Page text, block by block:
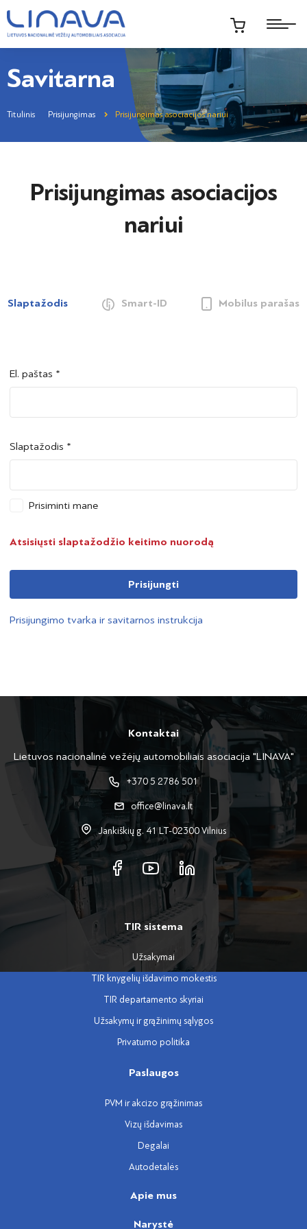
Savitarna
Titulinis Prisijungimas Prisijungimas asociacijos nariui
Prisijungimas asociacijos
nariui
Slaptažodis Smart-ID Mobilus parašas
Šalis *
Asmens kodas *
Šalis *
Asmens kodas *
El. paštas *
Slaptažodis *
Prisiminti mane
Atsisiųsti slaptažodžio keitimo nuorodą
Prisijungti
Prisijungimo tvarka ir savitarnos instrukcija
Kontaktai
Lietuvos nacionalinė vežėjų automobiliais asociacija "LINAVA"
+370 5 2786 501
office@linava.lt
Jankiškių g. 41 LT-02300 Vilnius
TIR sistema
Užsakymai
TIR knygelių išdavimo mokestis
TIR departamento skyriai
Užsakymų ir grąžinimų sąlygos
Privatumo politika
Paslaugos
PVM ir akcizo grąžinimas
Vizų išdavimas
Degalai
Autodetalės
Apie mus
Narystė